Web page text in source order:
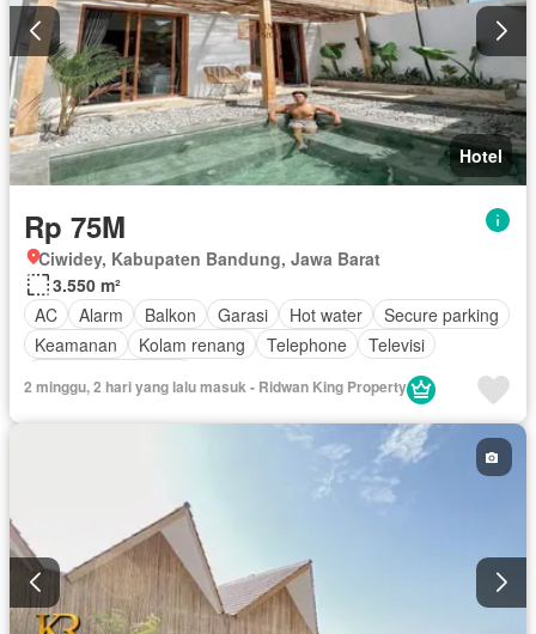
Hotel
Rp 75M
Ciwidey, Kabupaten Bandung, Jawa Barat
3.550 m²
AC
Alarm Balkon Garasi Hot water
Secure parking
Keamanan
Kolam renang Telephone
Televisi
2 minggu, 2 hari yang lalu masuk - Ridwan King Property